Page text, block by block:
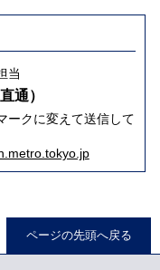
当
通）
ークに変えて送信して
ページの先頭へ戻る